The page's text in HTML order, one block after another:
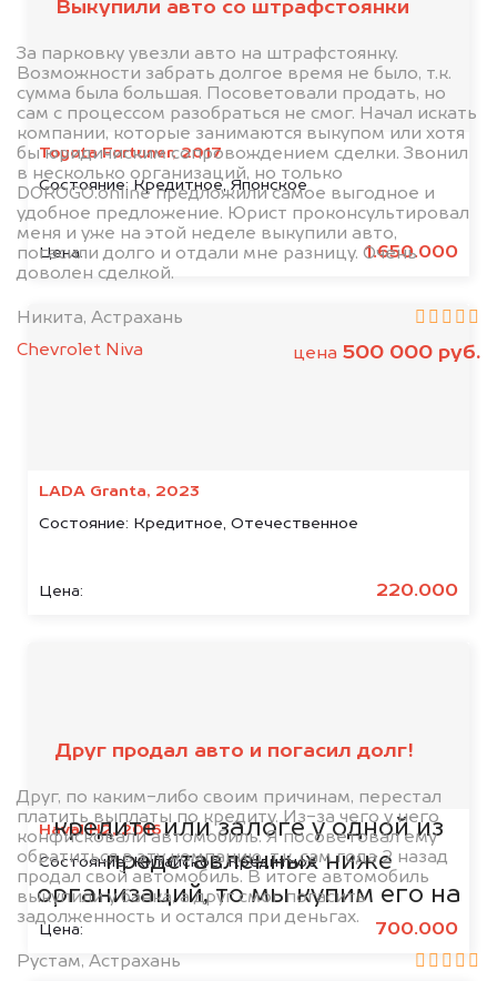
Toyota Fortuner, 2017
Состояние: Кредитное, Японское
Цена: 1.650.000
LADA Granta, 2023
Состояние: Кредитное, Отечественное
Цена: 220.000
Haval H2, 2016
Состояние:Китайское, Кредитное
Цена: 700.000
Выкупили авто со штрафстоянки
За парковку увезли авто на штрафстоянку.
Возможности забрать долгое время не было, т.к.
сумма была большая. Посоветовали продать, но
сам с процессом разобраться не смог. Начал искать
компании, которые занимаются выкупом или хотя
бы юридичиским сопровождением сделки. Звонил
в несколько организаций, но только
DOROGO.online предложили самое выгодное и
удобное предложение. Юрист проконсультировал
меня и уже на этой неделе выкупили авто,
погасили долго и отдали мне разницу. Очень
доволен сделкой.
Никита, Астрахань
Chevrolet Niva
цена 500 000 руб.
Друг продал авто и погасил долг!
Друг, по каким-либо своим причинам, перестал
платить выплаты по кредиту. Из-за чего у него
конфисковали автомобиль. Я посоветовал ему
обратиться в эту компанию, т.к. сам года 2 назад
продал свой автомобиль. В итоге автомобиль
выкупили у банка, а друг смог погасить
задолженность и остался при деньгах.
Рустам, Астрахань
банками
Если ваш автомобиль находится в
кредите или залоге у одной из
представленных ниже
организаций, то мы купим его на
5% дороже!